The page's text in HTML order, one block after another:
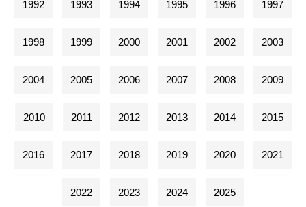
1992 1993 1994 1995 1996 1997
1998 1999 2000 2001 2002 2003
2004 2005 2006 2007 2008 2009
2010 2011 2012 2013 2014 2015
2016 2017 2018 2019 2020 2021
2022 2023 2024 2025